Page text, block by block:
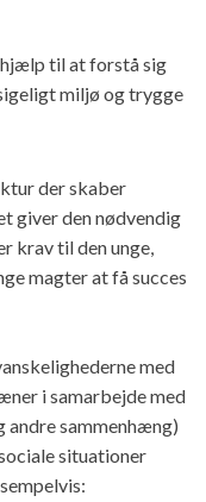
til at forstå sig
miljø og trygge
der skaber
giver den nødvendig
krav til den unge,
magter at få succes
med
i samarbejde med
andre sammenhæng)
situationer